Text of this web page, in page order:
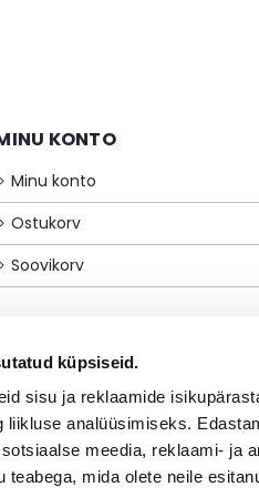
küpsiseid.
sisu ja reklaamide
liikluse analüüsimiseks.
meedia, reklaami- ja
teabega, mida olete neile
KONTO
Minu konto
Ostukorv
Soovikorv